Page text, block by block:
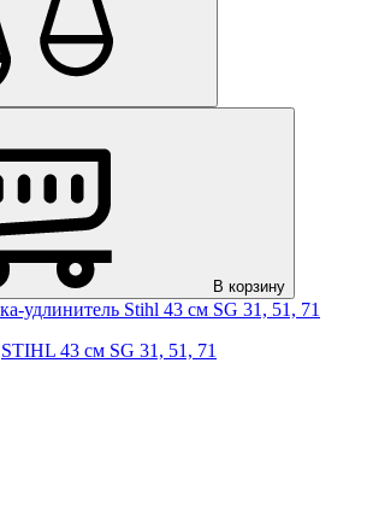
В корзину
STIHL 43 см SG 31, 51, 71